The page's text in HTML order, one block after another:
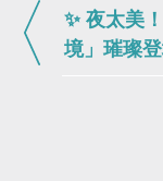
✨ 夜太美
境」璀璨